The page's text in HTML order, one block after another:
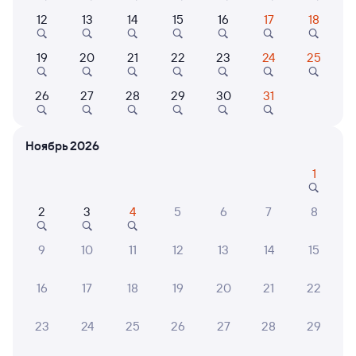
Саратов-1 Пасс.
из Адлера
03:16 14:01
2 д 9 ч 45 м в пути
Маршрут
Плацкарт
от 7 ⁠185 ⁠₽
Купе
10 ⁠002 ⁠₽
Выберите дату
Самый быстрый
12 13 14 15 16 17 18
19 20 21 22 23 24 25
26 27 28 29 30 31
Ноябрь 2026
1
2 3 4 5 6 7 8
9 10 11 12 13 14 15
16 17 18 19 20 21 22
23 24 25 26 27 28 29